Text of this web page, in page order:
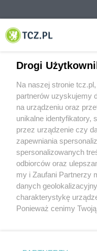
© 2001-2026 Tczew - TCZ.PL
O FIRMIE
REKLAMA
Aktualności
Tcz24
Drogi
Na naszej stronie
partnerów uzyskujemy
na urządzeniu oraz
unikalne identyfikatory,
przez urządzenie czy
zapewniania
spersonalizowanych
odbiorców oraz
my i Zaufani Partnerzy
danych
charakterystykę
Ponieważ cenimy